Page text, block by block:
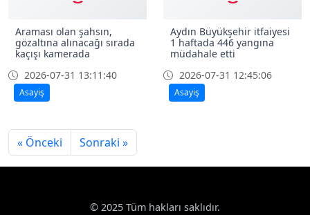
Araması olan şahsın,
gözaltına alınacağı sırada
kaçışı kamerada
2026-07-31 13:11:40
Asayiş
Aydın Büyükşehir itfaiyesi
1 haftada 446 yangına
müdahale etti
2026-07-31 12:45:06
Asayiş
« Önceki Sonraki »
© 2025 Tüm hakları saklıdır.